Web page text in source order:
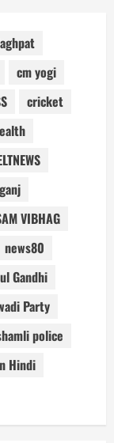
cm yogi
cricket
VIBHAG
news80
Gandhi
Party
police
Hindi